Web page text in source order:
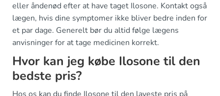
eller åndenød efter at have taget Ilosone. Kontakt også
lægen, hvis dine symptomer ikke bliver bedre inden for
et par dage. Generelt bør du altid følge lægens
anvisninger for at tage medicinen korrekt.
Hvor kan jeg købe Ilosone til den
bedste pris?